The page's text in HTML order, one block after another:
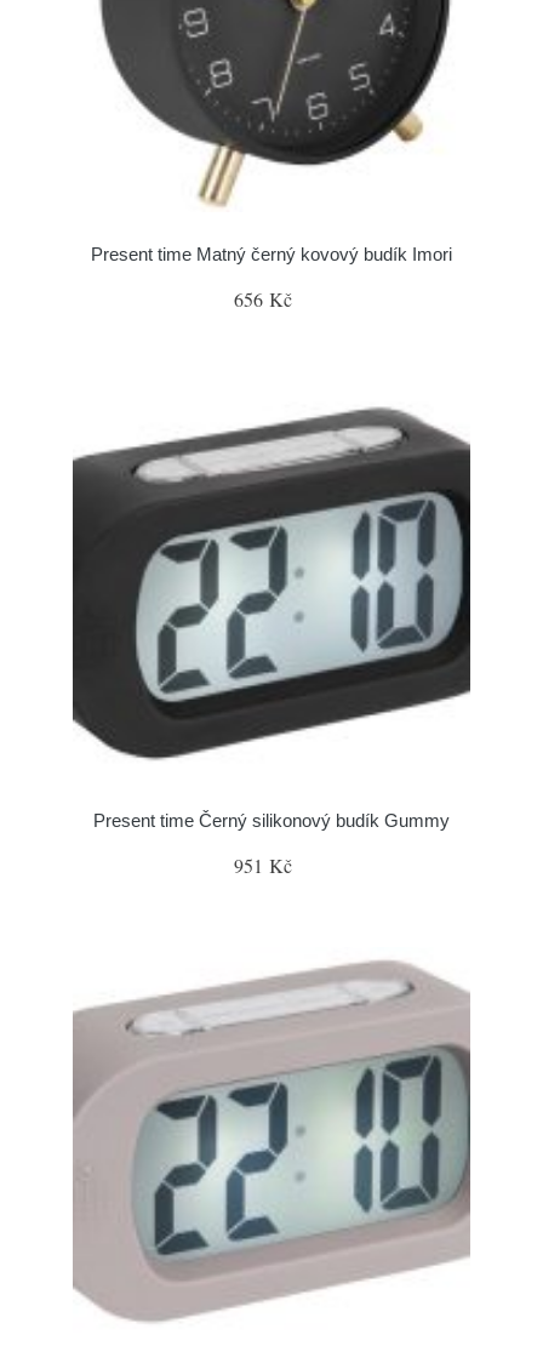
Present time Matný černý kovový budík Imori
656 Kč
Present time Černý silikonový budík Gummy
951 Kč